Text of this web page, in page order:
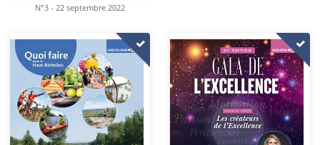
N°3 - 22 septembre 2022